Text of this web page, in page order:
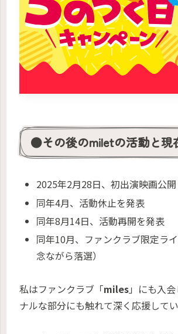
●その後のmiletの活動と現
2025年2月28日、初出演映画公開
同年4月、活動休止を発表
同年8月14日、活動再開を発表
同年10月、ファンクラブ限定ラ
念ながら落選）
私はファンクラブ「miles」にも入
ナルな部分にも触れて深く応援してい